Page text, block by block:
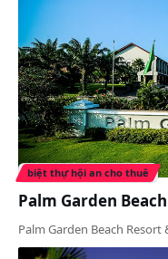
biệt thự hội an cho thuê
Palm Garden
Palm Garden Beach